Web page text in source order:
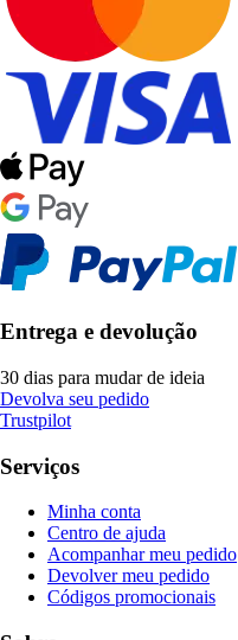
Entrega e devolução
30 dias para mudar de ideia
Devolva seu pedido
Trustpilot
Serviços
Minha conta
Centro de ajuda
Acompanhar meu pedido
Devolver meu pedido
Códigos promocionais